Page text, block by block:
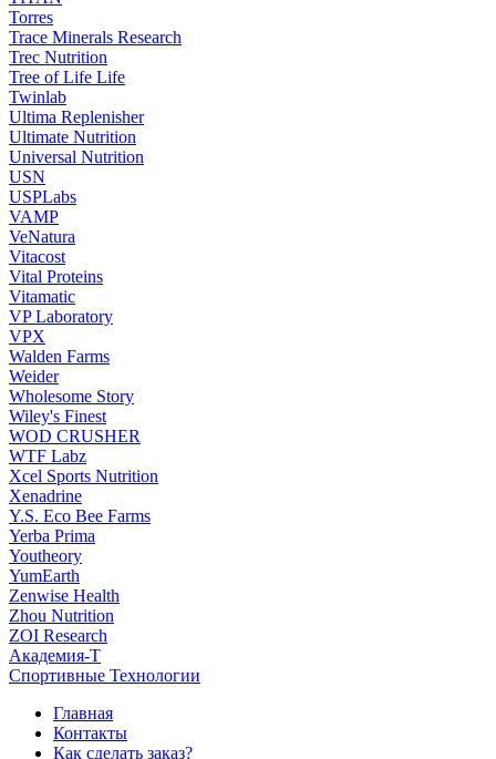
Torres
Trace Minerals Research
Trec Nutrition
Tree of Life Life
Twinlab
Ultima Replenisher
Ultimate Nutrition
Universal Nutrition
USN
USPLabs
VAMP
VeNatura
Vitacost
Vital Proteins
Vitamatic
VP Laboratory
VPX
Walden Farms
Weider
Wholesome Story
Wiley's Finest
WOD CRUSHER
WTF Labz
Xcel Sports Nutrition
Xenadrine
Y.S. Eco Bee Farms
Yerba Prima
Youtheory
YumEarth
Zenwise Health
Zhou Nutrition
ZOI Research
Академия-Т
Спортивные Технологии
Главная
Контакты
Как сделать заказ?